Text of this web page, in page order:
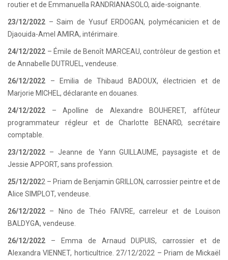
routier et de Emmanuella RANDRIANASOLO, aide-soignante.
23/12/2022 – Saim de Yusuf ERDOGAN, polymécanicien et de
Djaouida-Amel AMIRA, intérimaire.
24/12/2022 – Émile de Benoît MARCEAU, contrôleur de gestion et
de Annabelle DUTRUEL, vendeuse.
26/12/2022 – Emilia de Thibaud BADOUX, électricien et de
Marjorie MICHEL, déclarante en douanes.
24/12/2022 – Apolline de Alexandre BOUHERET, affûteur
programmateur régleur et de Charlotte BENARD, secrétaire
comptable.
23/12/2022 – Jeanne de Yann GUILLAUME, paysagiste et de
Jessie APPORT, sans profession.
25/12/2022 – Priam de Benjamin GRILLON, carrossier peintre et de
Alice SIMPLOT, vendeuse.
26/12/2022 – Nino de Théo FAIVRE, carreleur et de Louison
BALDYGA, vendeuse.
26/12/2022 – Emma de Arnaud DUPUIS, carrossier et de
Alexandra VIENNET, horticultrice. 27/12/2022 – Priam de Mickaël